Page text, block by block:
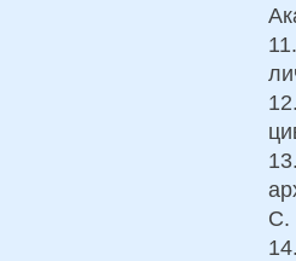
С.